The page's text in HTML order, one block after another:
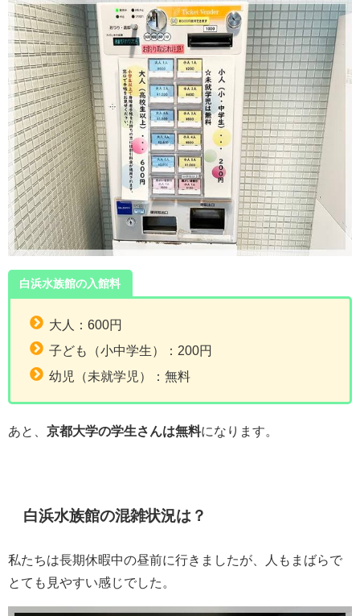
白浜水族館の入館料
大人：600円
子ども（小中学生）：200円
幼児（未就学児）：無料
あと、 京都大学の学生さんは無料になります。
白浜水族館の混雑状況は？
私たちは長期休暇中の昼前に行きましたが、人もまばらで
とても見やすい感じでした。